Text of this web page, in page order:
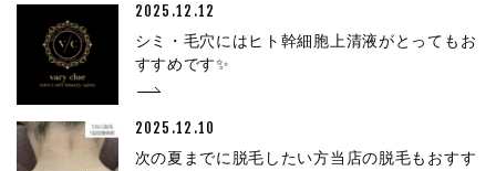
2025.12.12
シミ・毛穴にはヒト幹細胞上清液がとってもお
すすめです✨
2025.12.10
次の夏までに脱毛したい方当店の脱毛もおすす